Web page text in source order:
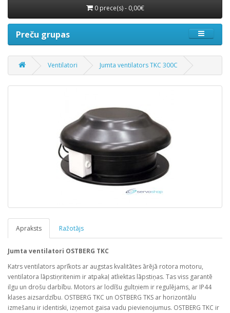
0 prece(s) - 0,00€
Preču grupas
Ventilatori Jumta ventilators TKC 300C
Apraksts Ražotājs
Jumta ventilatori OSTBERG TKC
Katrs ventilators aprīkots ar augstas kvalitātes ārējā rotora motoru,
ventilatora lāpstiņritenim ir atpakaļ atliektas lāpstiņas. Tas viss garantē
ilgu un drošu darbību. Motors ar lodīšu gultņiem ir regulējams, ar IP44
klases aizsardzību. OSTBERG TKC un OSTBERG TKS ar horizontālu
izmešanu ir identiski, izņemot gaisa vadu pievienojumus. OSTBERG TKC ir